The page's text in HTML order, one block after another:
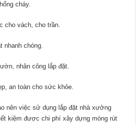
cháy.
cho vách, cho trần.
nhanh chóng.
nhân công lắp đặt.
an toàn cho sức khỏe.
nên việc sử dụng lắp đặt nhà xưởng
kiệm được chi phí xây dựng móng rút